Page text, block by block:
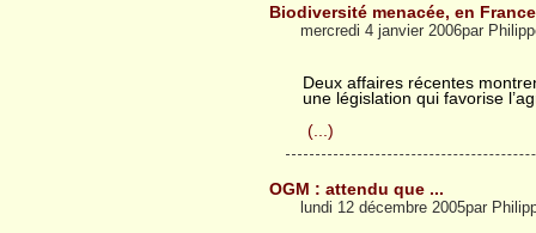
Biodiversité menacée, en
mercredi 4 janvier 2006par
Deux affaires récentes
une législation qui favorise
(...)
OGM : attendu que ...
lundi 12 décembre 2005par